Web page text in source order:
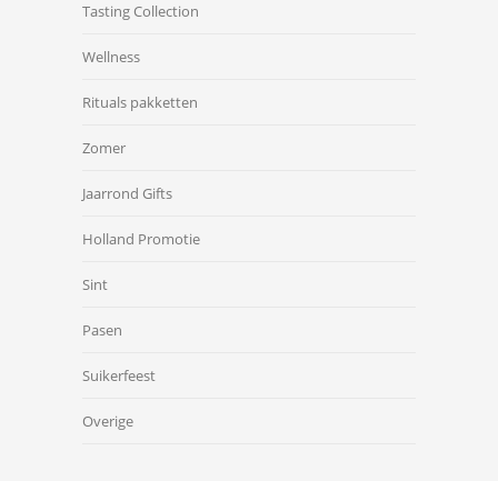
Tasting Collection
Wellness
Rituals pakketten
Zomer
Jaarrond Gifts
Holland Promotie
Sint
Pasen
Suikerfeest
Overige